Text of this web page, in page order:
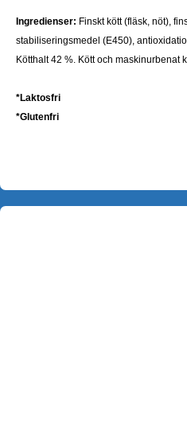
Ingredienser: Finskt kött (fläsk, nöt),
stabiliseringsmedel (E450),
Kötthalt 42 %. Kött och maskinurbenat
*Laktosfri
*Glutenfri